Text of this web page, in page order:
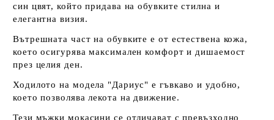
син цвят, който придава на обувките стилна и
елегантна визия.
Вътрешната част на обувките е от естествена кожа,
което осигурява максимален комфорт и дишаемост
през целия ден.
Ходилото на модела "Дариус" е гъвкаво и удобно,
което позволява лекота на движение.
Тези мъжки мокасини се отличават с превъзходно